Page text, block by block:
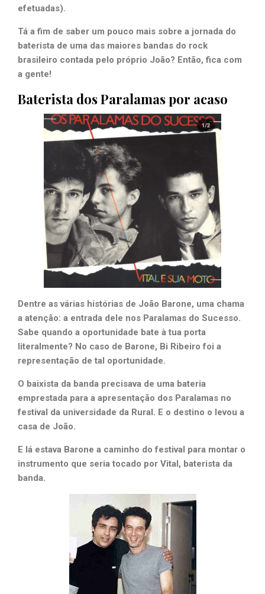
efetuadas).
Tá a fim de saber um pouco mais sobre a jornada do
baterista de uma das maiores bandas do rock
brasileiro contada pelo próprio João? Então, fica com
a gente!
Baterista dos Paralamas por acaso
Dentre as várias histórias de João Barone, uma chama
a atenção: a entrada dele nos Paralamas do Sucesso.
Sabe quando a oportunidade bate à tua porta
literalmente? No caso de Barone, Bi Ribeiro foi a
representação de tal oportunidade.
O baixista da banda precisava de uma bateria
emprestada para a apresentação dos Paralamas no
festival da universidade da Rural. E o destino o levou a
casa de João.
E lá estava Barone a caminho do festival para montar o
instrumento que seria tocado por Vital, baterista da
banda.